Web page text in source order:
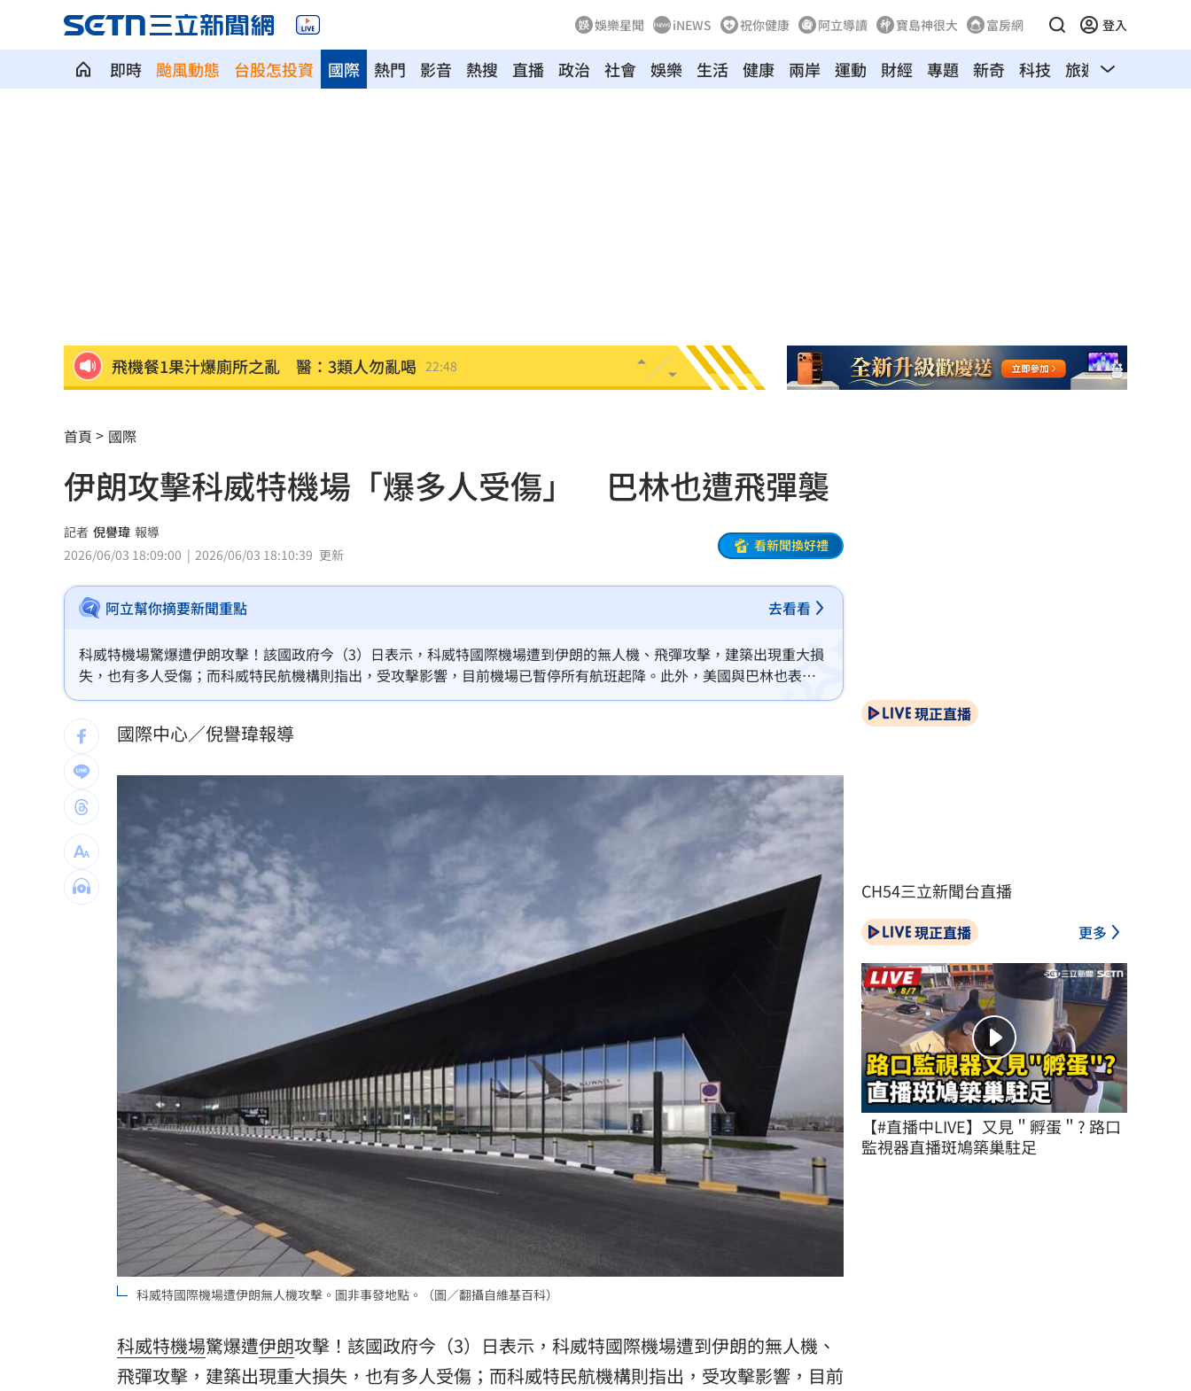
娛樂星聞 iNEWS 祝你健康 阿立導讀 寶島神很大 富房網 登入
即時 颱風動態 台股怎投資 熱門 影音 熱搜 直播 政治 社會 娛樂 生活 健康
國際 兩岸 運動 財經 專題 新奇 科技 旅遊 汽車
飛機餐1果汁爆廁所之亂 醫：3類人勿亂喝 22:48
亨特認特權 哽咽談父拜登癌症轉移到骨頭
白海豚發威！宜蘭強風磁磚砸、樹倒 22:31
白海豚外圍雨帶特別紮實 鄭明典：別出門
有片／貴州通天河「爆乳正妹伴漂」價碼曝
慈濟買BNT遭詐 網朝聖郭董大小姐貼文
宜蘭強風「店家玻璃門被吹爆」員工嚇抱頭 22:16
向姜厚任道歉 田路路：我要找的是楊光友
男傳訊醫院粉專「殺死掛號小姐」辯忘吃藥 22:11
晚飯煮太慢！婦遭小叔斬首 頭掛樹上示警 22:07
消失10年回歸！好市多經典美食重新上架
腦瘤手術醫誤切正常組織 女無法自主呼吸 22:02
人妻被嫌上菜慢 遭毒癮小叔斧砍死頭掛樹 21:59
台灣彩券開獎直播中 20:31
LIVE三立+24小時直播
三立iNEWS新聞台線上直播
台彩父親節推新刮刮樂千萬頭獎超「爸」氣 12:00
商場戰國來臨 台中「頂奢大道」逐漸成形 12:00
「拍片人的多重宇宙」職涯論壇9/12登場！ 10:30
8國球員齊聚高雄 Formosa 7s掀足球熱潮
理想混蛋號召粉絲跨海追星吃美食！ 18:15
首頁 國際
伊朗攻擊科威特機場「爆多人受傷」 巴林也遭飛彈襲
記者 倪譽瑋 報導
2026/06/03 18:09:00
2026/06/03 18:10:39 更新
看新聞換好禮
阿立幫你摘要新聞重點 去看看
科威特機場驚爆遭伊朗攻擊！該國政府今（3）日表示，科威特國際機場遭到伊朗的無人機、飛彈攻擊，建築出現重大損
失，也有多人受傷；而科威特民航機構則指出，受攻擊影響，目前機場已暫停所有航班起降。此外，美國與巴林也表
示，伊朗朝巴林發射飛彈攻擊，但有成功攔截。
國際中心／倪譽瑋報導
科威特國際機場遭伊朗無人機攻擊。圖非事發地點。（圖／翻攝自維基百科）
科威特機場驚爆遭伊朗攻擊！該國政府今（3）日表示，科威特國際機場遭到伊朗的無人機、
飛彈攻擊，建築出現重大損失，也有多人受傷；而科威特民航機構則指出，受攻擊影響，目前
現正直播
CH54三立新聞台直播
現正直播 更多
【#直播中LIVE】又見＂孵蛋＂? 路口
監視器直播斑鳩築巢駐足